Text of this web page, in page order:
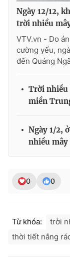
THỜI BÁO VTV
Theo dõi báo trên
Cơ quan chủ quản:
Cơ quan báo chí:
Tổng Biên tập:
Phó Tổng Biên tập:
Ngày 12/12,
trời nhiều
VTV.vn - Do
cường yếu,
đến Quảng
Trời nhiều
miền
Ngày 1/2,
nhiều mây
0 0
Từ khóa: trời
thời tiết nắng